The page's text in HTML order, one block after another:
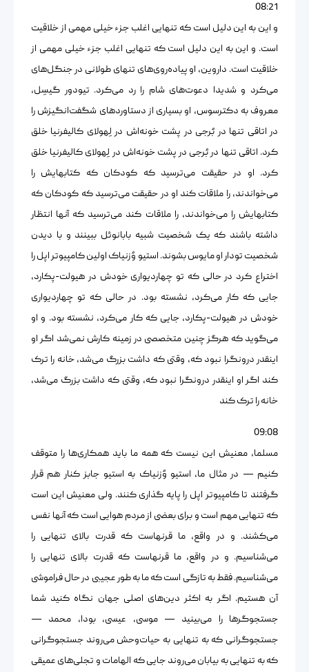
08:21
و این به این دلیل است که تنهایی اغلب جزء خیلی مهمی از خلاقیت
است. و این به این دلیل است که تنهایی اغلب جزء خیلی مهمی از
خلاقیت است. داروین، او پیاده‌روی‌های تنهای طولانی در جنگل‌های
می‌کرد و شدیدا دعوت‌های شام را رد می‌کرد. تیودور گیسِل،
معروف به دکترسوس، او بسیاری از دستاوردهای شگفت‌انگیزش را
در اتاقی تنها در بُرجی در پشت خونه‌اش در لِهولای کالیفرنیا خلق
کرد. اتاقی تنها در بُرجی در پشت خونه‌اش در لِهولای کالیفرنیا خلق
کرد. او در حقیقت می‌ترسید که کودکان که کتابهایش را
می‌خواندند، را ملاقات کند او در حقیقت می‌ترسید که کودکان که
کتابهایش را می‌خواندند، را ملاقات کند می‌ترسید که آنها انتظار
داشته باشند که یک شخصیت شبیه بابانوئل ببینند و با دیدن
شخصیت تودار او مایوس بشوند. استیو وُزنیاک اولین کامپیوتر اپل را
اختراع کرد در حالی که تو چهاردیواری خودش در هیولت-پکارد،
جایی که کار می‌کرد، نشسته بود. در حالی که تو چهاردیواری
خودش در هیولت-پکارد، جایی که کار می‌کرد، نشسته بود. و او
می‌گوید که هرگز چنین متخصصی در زمینه کارش نمی‌شد اگر او
اینقدر درونگرا نبود که، وقتی که داشت بزرگ می‌شد، خانه را ترک
کند اگر او اینقدر درونگرا نبود که، وقتی که داشت بزرگ می‌شد،
خانه را ترک کند
09:08
مسلما، معنیش این نیست که همه ما باید همکاری‌ها را متوقف
کنیم — در مثال ما، استیو وُزنیاک به استیو جابز کنار هم قرار
گرفتند تا کامپیوتر اپل را پایه گذاری کنند. ولی معنیش این است
که تنهایی مهم است و برای بعضی از مردم هوایی است که آنها نفس
می‌کشند. و در واقع، ما قرنهاست که قدرت بالای تنهایی را
می‌شناسیم. و در واقع، ما قرنهاست که قدرت بالای تنهایی را
می‌شناسیم. فقط به تازگی است که ما به طور عجیبی در حال فراموشی
آن هستیم. اگر به اکثر دین‌های اصلی جهان نگاه کنید شما
جستجوگرها را می‌بینید — موسی، عیسی، بودا، محمد —
جستجوگرانی که به تنهایی به حیات‌وحش می‌روند جستجوگرانی
که به تنهایی به بیابان می‌روند جایی که الهامات و تجلی‌های عمیقی